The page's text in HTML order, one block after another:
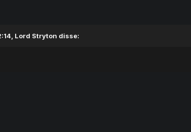
Lord Stryton disse: